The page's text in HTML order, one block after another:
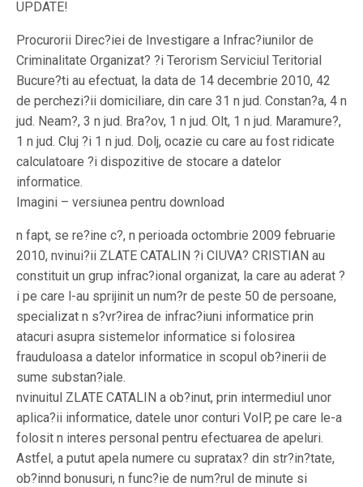
UPDATE!
Procurorii Direc?iei de Investigare a Infrac?iunilor de
Criminalitate Organizat? ?i Terorism Serviciul Teritorial
Bucure?ti au efectuat, la data de 14 decembrie 2010, 42
de perchezi?ii domiciliare, din care 31 n jud. Constan?a, 4 n
jud. Neam?, 3 n jud. Bra?ov, 1 n jud. Olt, 1 n jud. Maramure?,
1 n jud. Cluj ?i 1 n jud. Dolj, ocazie cu care au fost ridicate
calculatoare ?i dispozitive de stocare a datelor
informatice.
Imagini – versiunea pentru download
n fapt, se re?ine c?, n perioada octombrie 2009 februarie
2010, nvinui?ii ZLATE CATALIN ?i CIUVA? CRISTIAN au
constituit un grup infrac?ional organizat, la care au aderat ?
i pe care l-au sprijinit un num?r de peste 50 de persoane,
specializat n s?vr?irea de infrac?iuni informatice prin
atacuri asupra sistemelor informatice si folosirea
frauduloasa a datelor informatice in scopul ob?inerii de
sume substan?iale.
nvinuitul ZLATE CATALIN a ob?inut, prin intermediul unor
aplica?ii informatice, datele unor conturi VoIP, pe care le-a
folosit n interes personal pentru efectuarea de apeluri.
Astfel, a putut apela numere cu supratax? din str?in?tate,
ob?innd bonusuri, n func?ie de num?rul de minute si